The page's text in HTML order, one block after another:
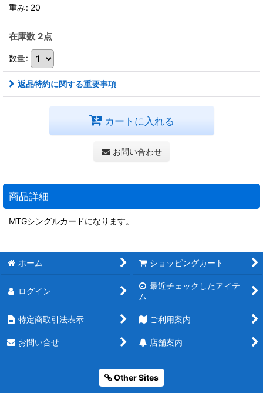
重み: 20
在庫数 2点
数量:
返品特約に関する重要事項
カートに入れる
お問い合わせ
商品詳細
MTGシングルカードになります。
ホーム ショッピングカート
ログイン
最近チェックしたアイテ
ム
特定商取引法表示 ご利用案内
お問い合せ 店舗案内
Other Sites